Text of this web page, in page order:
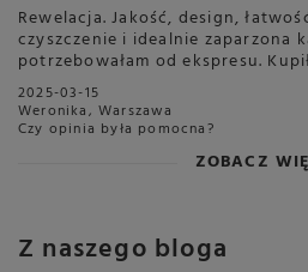
Rewelacja. Jakość, design,
czyszczenie i idealnie zaparzona
potrzebowałam od ekspresu.
2025-03-15
Weronika, Warszawa
Czy opinia była pomocna?
ZOBACZ
Z naszego bloga